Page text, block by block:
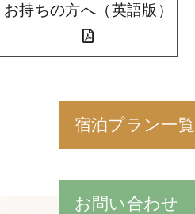
お持ちの方へ（英語版）
宿泊プラン一覧
お問い合わせ